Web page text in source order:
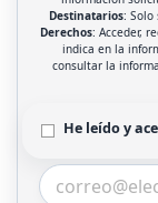
Destinatarios: Solo
Derechos: Acceder,
indica en la
consultar la
He leído y